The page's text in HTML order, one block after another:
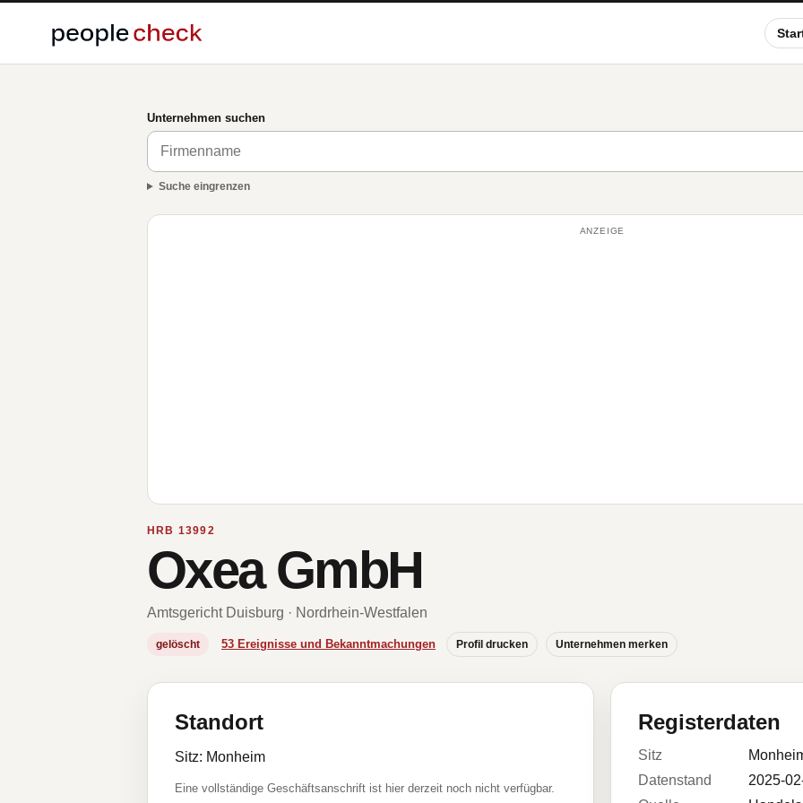
Unternehmen suchen
Suche eingrenzen
ANZEIGE
HRB 13992
Oxea GmbH
Amtsgericht Duisburg · Nordrhein-Westfalen
gelöscht 53 Ereignisse und Bekanntmachungen Profil drucken Unternehmen merken
Standort
Sitz: Monheim
Eine vollständige Geschäftsanschrift ist hier derzeit noch nicht verfügbar.
Registerdaten
Sitz
Datenstand
2025-